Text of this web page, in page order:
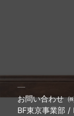
お問い合わせ
BF東京事業部 /